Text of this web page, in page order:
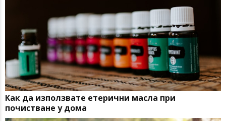
Как да използвате етерични масла при
почистване у дома